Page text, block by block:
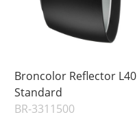
Broncolor Reflector L40
Standard
BR-3311500